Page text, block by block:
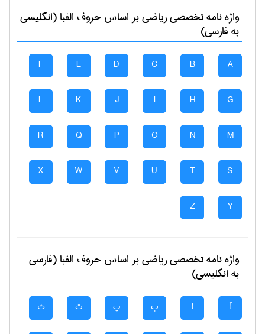
واژه نامه تخصصیرياضیبر اساس حروف الفبا (انگلیسی
به فارسی)
A
B
C
D
E
F
G
H
I
J
K
L
M
N
O
P
Q
R
S
T
U
V
W
X
Y
Z
واژه نامه تخصصیرياضیبر اساس حروف الفبا (فارسی
به انگلیسی)
آ ا ب پ ت ث